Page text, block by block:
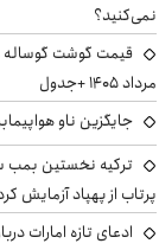
نمی‌کنید؟
مرداد ۱۴۰۵ +جدول
جایگزین ناو
ترکیه نخستین بمب
پرتاب از پهپاد آزمایش
ادعای تازه امارات